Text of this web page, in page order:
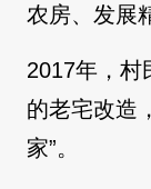
农房、发展
2017年，村
的老宅改造
家”。